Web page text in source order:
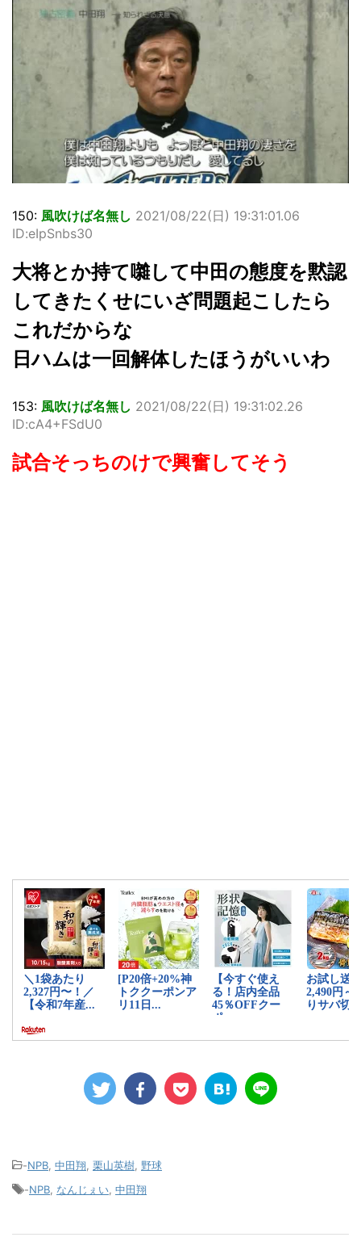
150: 風吹けば名無し 2021/08/22(日) 19:31:01.06
ID:eIpSnbs30
大将とか持て囃して中田の態度を黙認
してきたくせにいざ問題起こしたら
これだからな
日ハムは一回解体したほうがいいわ
153: 風吹けば名無し 2021/08/22(日) 19:31:02.26
ID:cA4+FSdU0
試合そっちのけで興奮してそう
-NPB, 中田翔, 栗山英樹, 野球
-NPB, なんじぇい, 中田翔